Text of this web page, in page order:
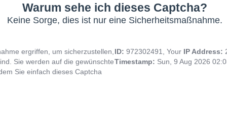
Warum sehe ich dieses Captcha?
Keine Sorge, dies ist nur eine Sicherheitsmaßnahme.
ergriffen, um sicherzustellen,
Sie werden auf die gewünschte
Sie einfach dieses Captcha
ID: 972302491, Your IP Address:
Timestamp: Sun, 9 Aug 2026